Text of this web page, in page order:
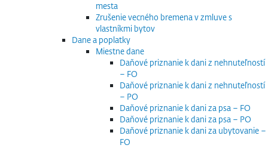
mesta
Zrušenie vecného bremena v zmluve s
vlastníkmi bytov
Dane a poplatky
Miestne dane
Daňové priznanie k dani z nehnuteľností
– FO
Daňové priznanie k dani z nehnuteľností
– PO
Daňové priznanie k dani za psa – FO
Daňové priznanie k dani za psa – PO
Daňové priznanie k dani za ubytovanie –
FO